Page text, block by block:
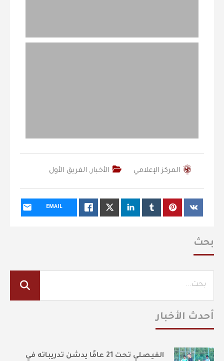
المركز الإعلامي الأخبار, الفريق الأول
EMAIL
بحث
أحدث الأخبار
الفيصلي تحت 21 عامًا يدشن تدريباته في